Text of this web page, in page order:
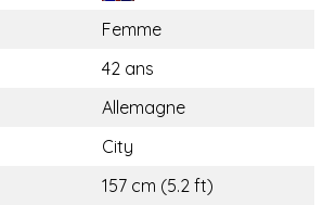
Femme
42 ans
Allemagne
City
157 cm (5.2 ft)